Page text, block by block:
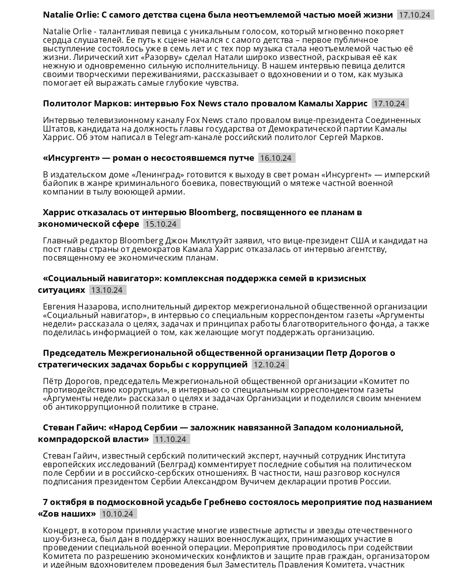
Natalie Orlie: С самого детства сцена была неотъемлемой частью моей жизни 17.10.24
Natalie Orlie - талантливая певица с уникальным голосом, который мгновенно покоряет
сердца слушателей. Ее путь к сцене начался с самого детства – первое публичное
выступление состоялось уже в семь лет и с тех пор музыка стала неотъемлемой частью её
жизни. Лирический хит «Разорву» сделал Натали широко известной, раскрывая её как
нежную и одновременно сильную исполнительницу. В нашем интервью певица делится
своими творческими переживаниями, рассказывает о вдохновении и о том, как музыка
помогает ей выражать самые глубокие чувства.
Политолог Марков: интервью Fox News стало провалом Камалы Харрис 17.10.24
Интервью телевизионному каналу Fox News стало провалом вице-президента Соединенных
Штатов, кандидата на должность главы государства от Демократической партии Камалы
Харрис. Об этом написал в Telegram-канале российский политолог Сергей Марков.
«Инсургент» — роман о несостоявшемся путче 16.10.24
В издательском доме «Ленинград» готовится к выходу в свет роман «Инсургент» — имперский
байопик в жанре криминального боевика, повествующий о мятеже частной военной
компании в тылу воюющей армии.
Харрис отказалась от интервью Bloomberg, посвященного ее планам в
экономической сфере
15.10.24
Главный редактор Bloomberg Джон Миклтуэйт заявил, что вице-президент США и кандидат на
пост главы страны от демократов Камала Харрис отказалась от интервью агентству,
посвященному ее экономическим планам.
«Социальный навигатор»: комплексная поддержка семей в кризисных
ситуациях
13.10.24
Евгения Назарова, исполнительный директор межрегиональной общественной организации
«Социальный навигатор», в интервью со специальным корреспондентом газеты «Аргументы
недели» рассказала о целях, задачах и принципах работы благотворительного фонда, а также
поделилась информацией о том, как желающие могут поддержать организацию.
Председатель Межрегиональной общественной организации Петр Дорогов о
стратегических задачах борьбы с коррупцией
12.10.24
Пётр Дорогов, председатель Межрегиональной общественной организации «Комитет по
противодействию коррупции», в интервью со специальным корреспондентом газеты
«Аргументы недели» рассказал о целях и задачах Организации и поделился своим мнением
об антикоррупционной политике в стране.
Стеван Гайич: «Народ Сербии — заложник навязанной Западом колониальной,
компрадорской власти»
11.10.24
Стеван Гайич, известный сербский политический эксперт, научный сотрудник Института
европейских исследований (Белград) комментирует последние события на политическом
поле Сербии и в российско-сербских отношениях. В частности, наш разговор коснулся
подписания президентом Сербии Александром Вучичем декларации против России.
7 октября в подмосковной усадьбе Гребнево состоялось мероприятие под названием
«Zов наших»
10.10.24
Концерт, в котором приняли участие многие известные артисты и звезды отечественного
шоу-бизнеса, был дан в поддержку наших военнослужащих, принимающих участие в
проведении специальной военной операции. Мероприятие проводилось при содействии
Комитета по разрешению экономических конфликтов и защите прав граждан, организатором
и идейным вдохновителем проведения был Заместитель Правления Комитета, участник